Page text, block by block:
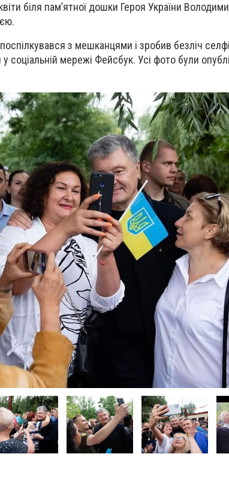
біля пам’ятної дошки Героя України
з мешканцями і зробив безліч
соціальній мережі Фейсбук. Усі фото були